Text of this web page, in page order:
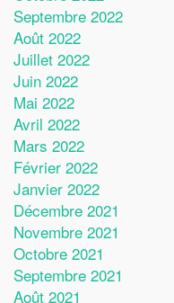
Septembre 2022
Août 2022
Juillet 2022
Juin 2022
Mai 2022
Avril 2022
Mars 2022
Février 2022
Janvier 2022
Décembre 2021
Novembre 2021
Octobre 2021
Septembre 2021
Août 2021